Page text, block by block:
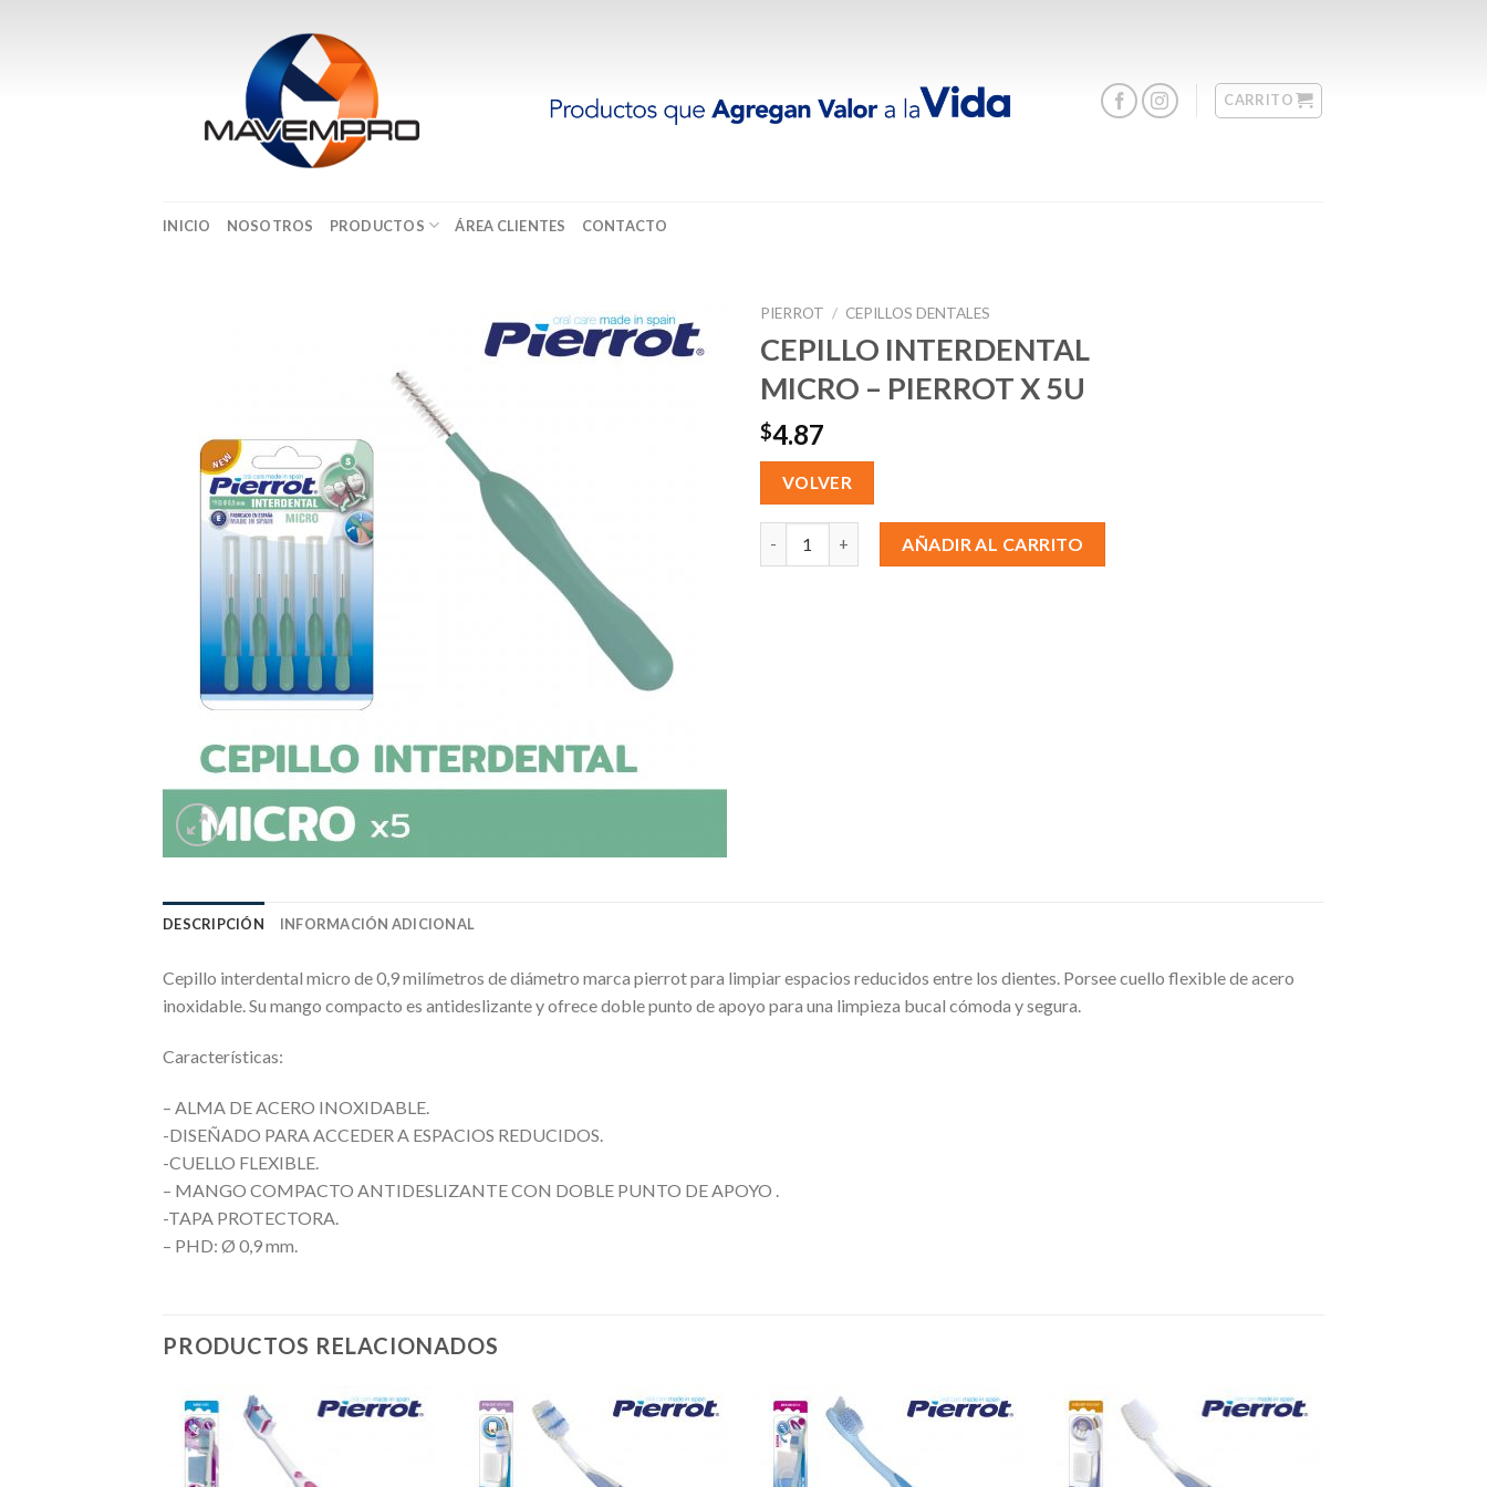
CARRITO
INICIO NOSOTROS PRODUCTOS ÁREA CLIENTES CONTACTO
PIERROT / CEPILLOS DENTALES
CEPILLO INTERDENTAL
MICRO – PIERROT X 5U
$4.87
VOLVER
CEPILLO INTERDENTAL MICRO - PIERROT X 5U cantidad
AÑADIR AL CARRITO
DESCRIPCIÓN INFORMACIÓN ADICIONAL
Cepillo interdental micro de 0,9 milímetros de diámetro marca pierrot para limpiar espacios reducidos entre los dientes. Porsee cuello flexible de acero
inoxidable. Su mango compacto es antideslizante y ofrece doble punto de apoyo para una limpieza bucal cómoda y segura.
Características:
– ALMA DE ACERO INOXIDABLE.
-DISEÑADO PARA ACCEDER A ESPACIOS REDUCIDOS.
-CUELLO FLEXIBLE.
– MANGO COMPACTO ANTIDESLIZANTE CON DOBLE PUNTO DE APOYO .
-TAPA PROTECTORA.
– PHD: Ø 0,9 mm.
PRODUCTOS RELACIONADOS